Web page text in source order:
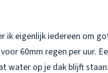
ik eigenlijk iedereen om
60mm regen per uur.
water op je dak blijft staan.